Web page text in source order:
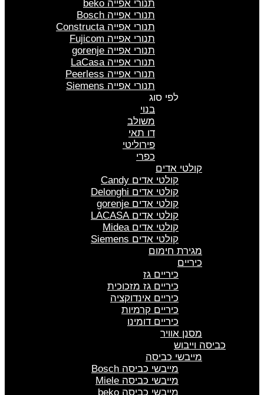
תנורי אפייה beko
תנורי אפייה Bosch
תנורי אפייה Constructa
תנורי אפייה Fujicom
תנורי אפייה gorenje
תנורי אפייה LaCasa
תנורי אפייה Peerless
תנורי אפייה Siemens
לפי סוג
בנוי
משולב
דו תאי
פירוליטי
כפרי
קולטי אדים
קולטי אדים Candy
קולטי אדים Delonghi
קולטי אדים gorenje
קולטי אדים LACASA
קולטי אדים Midea
קולטי אדים Siemens
מגירת חימום
כיריים
כיריים גז
כיריים גז מזכוכית
כיריים אינדוקציה
כיריים קרמיות
כיריים דומינו
מסנן אוויר
כביסה וייבוש
מייבשי כביסה
מייבשי כביסה Bosch
מייבשי כביסה Miele
מייבשי כביסה beko